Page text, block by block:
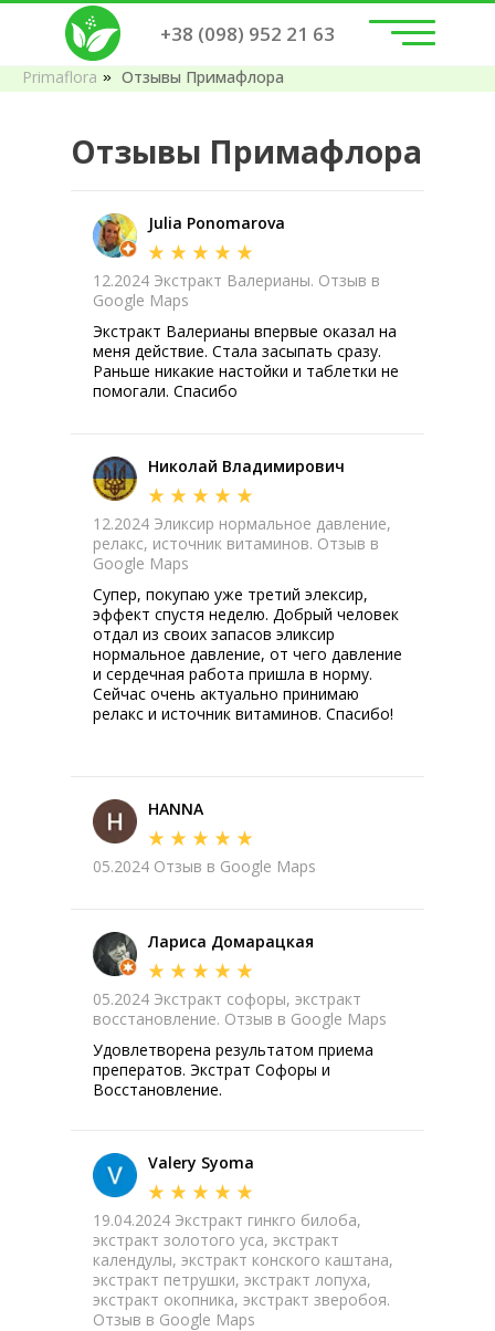
+38 (098) 952 21 63
Primaflora » Отзывы Примафлора
Отзывы Примафлора
Julia Ponomarova
Экстракт Валерианы впервые оказал на
меня действие. Стала засыпать сразу.
Раньше никакие настойки и таблетки не
помогали. Спасибо
12.2024 Экстракт Валерианы. Отзыв в
Google Maps
Николай Владимирович
Супер, покупаю уже третий элексир,
эффект спустя неделю. Добрый человек
отдал из своих запасов эликсир
нормальное давление, от чего давление
и сердечная работа пришла в норму.
Сейчас очень актуально принимаю
релакс и источник витаминов. Спасибо!
12.2024 Эликсир нормальное давление,
релакс, источник витаминов. Отзыв в
Google Maps
HANNA
05.2024 Отзыв в Google Maps
Лариса Домарацкая
Удовлетворена результатом приема
преператов. Экстрат Софоры и
Восстановление.
05.2024 Экстракт софоры, экстракт
восстановление. Отзыв в Google Maps
Valery Syoma
19.04.2024 Экстракт гинкго билоба,
экстракт золотого уса, экстракт
календулы, экстракт конского каштана,
экстракт петрушки, экстракт лопуха,
экстракт окопника, экстракт зверобоя.
Отзыв в Google Maps